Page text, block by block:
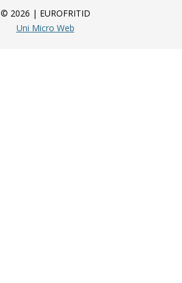
© 2026 | EUROFRITID
Uni Micro Web